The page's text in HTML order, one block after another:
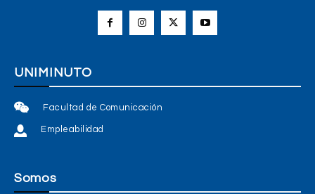
UNIMINUTO
Facultad de Comunicación
Empleabilidad
Somos